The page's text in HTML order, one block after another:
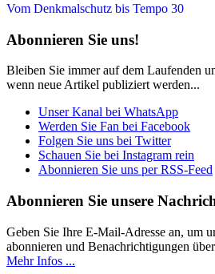
Vom Denkmalschutz bis Tempo 30
Abonnieren Sie uns!
Bleiben Sie immer auf dem Laufenden
wenn neue Artikel publiziert werden...
Unser Kanal bei WhatsApp
Werden Sie Fan bei Facebook
Folgen Sie uns bei Twitter
Schauen Sie bei Instagram rein
Abonnieren Sie uns per RSS-Feed
Abonnieren Sie unsere
Geben Sie Ihre E-Mail-Adresse an, um
abonnieren und Benachrichtigungen
Mehr Infos ...